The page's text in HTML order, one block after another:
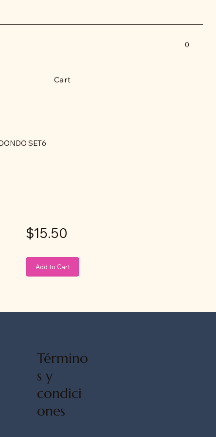
Cart
0
Add to Cart
SET6
$15.50
Término
s y
condici
ones